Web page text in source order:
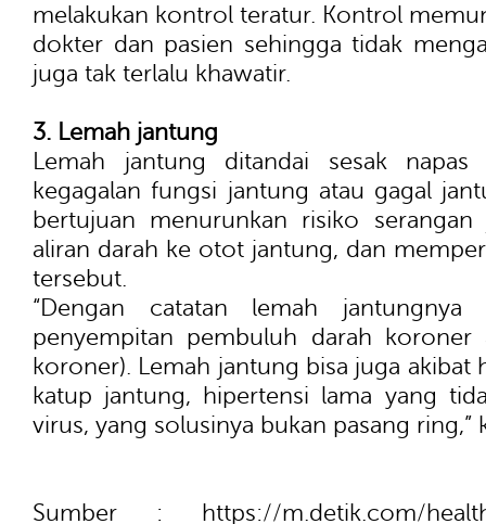
melakukan kontrol teratur. Kontrol
dokter dan pasien sehingga tidak
juga tak terlalu khawatir.
3. Lemah jantung
Lemah jantung ditandai sesak
kegagalan fungsi jantung atau gagal
bertujuan menurunkan risiko serangan
aliran darah ke otot jantung, dan
tersebut.
“Dengan catatan lemah jantungnya
penyempitan pembuluh darah koroner
koroner). Lemah jantung bisa juga akibat
katup jantung, hipertensi lama yang
virus, yang solusinya bukan pasang ring,”
Sumber : https://m.detik.com/